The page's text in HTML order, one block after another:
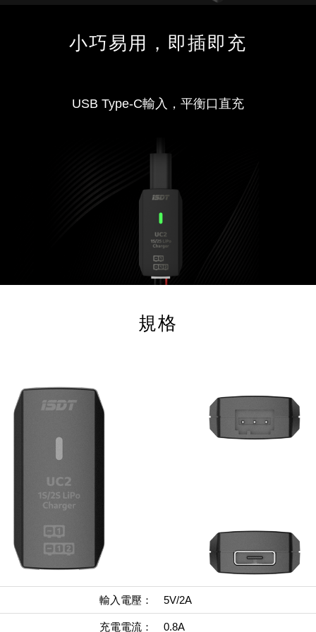
小巧易用，即插即充
USB Type-C輸入，平衡口直充
規格
輸入電壓： 5V/2A
充電電流： 0.8A